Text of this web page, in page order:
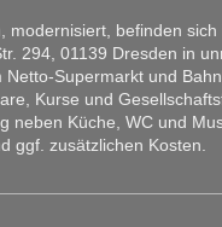
modernisiert, befinden sich
294, 01139 Dresden in
Netto-Supermarkt und
Kurse und
neben Küche, WC und
ggf. zusätzlichen Kosten.